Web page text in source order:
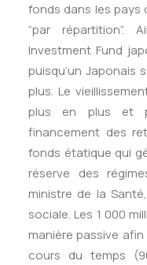
fonds dans les
“par répartition”.
Investment Fund
puisqu’un Japonais
plus. Le
plus en plus et
financement des
fonds étatique qui
réserve des
ministre de la
sociale. Les 1 000
manière passive
cours du temps